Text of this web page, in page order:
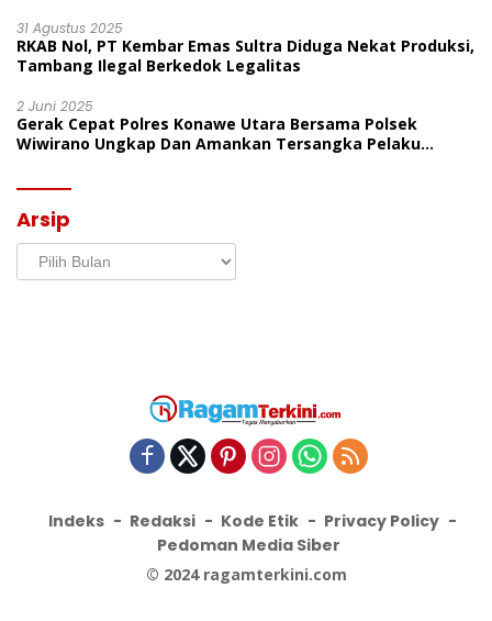
31 Agustus 2025
RKAB Nol, PT Kembar Emas Sultra Diduga Nekat Produksi,
Tambang Ilegal Berkedok Legalitas
2 Juni 2025
Gerak Cepat Polres Konawe Utara Bersama Polsek
Wiwirano Ungkap Dan Amankan Tersangka Pelaku
Arsip
Arsip
Indeks Redaksi Kode Etik
Privacy Policy
Pedoman Media Siber
© 2024 ragamterkini.com